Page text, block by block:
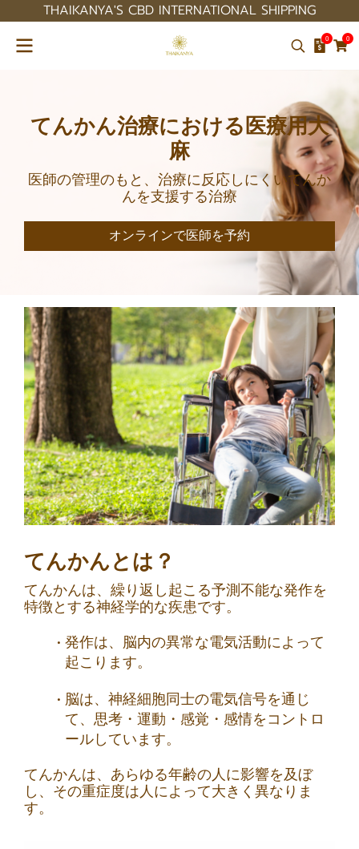
THAIKANYA'S CBD INTERNATIONAL SHIPPING
0 0
てんかん治療における医療用大
麻
医師の管理のもと、治療に反応しにくいてんか
んを支援する治療
オンラインで医師を予約
てんかんとは？
てんかんは、繰り返し起こる予測不能な発作を
特徴とする神経学的な疾患です。
発作は、脳内の異常な電気活動によって
起こります。
脳は、神経細胞同士の電気信号を通じ
て、思考・運動・感覚・感情をコントロ
ールしています。
てんかんは、あらゆる年齢の人に影響を及ぼ
し、その重症度は人によって大きく異なりま
す。